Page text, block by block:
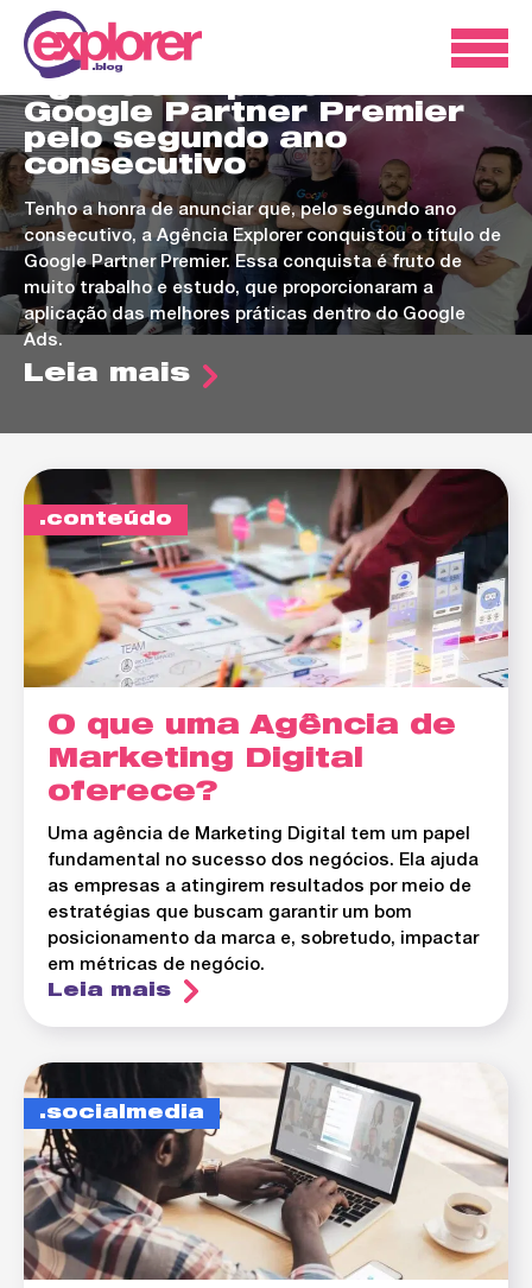
ads
Agência Explorer é
Google Partner Premier
pelo segundo ano
consecutivo
Tenho a honra de anunciar que, pelo segundo ano
consecutivo, a Agência Explorer conquistou o título de
Google Partner Premier. Essa conquista é fruto de
muito trabalho e estudo, que proporcionaram a
aplicação das melhores práticas dentro do Google
Ads.
Leia mais
conteúdo
O que uma Agência de
Marketing Digital
oferece?
Uma agência de Marketing Digital tem um papel
fundamental no sucesso dos negócios. Ela ajuda
as empresas a atingirem resultados por meio de
estratégias que buscam garantir um bom
posicionamento da marca e, sobretudo, impactar
em métricas de negócio.
Leia mais
socialmedia